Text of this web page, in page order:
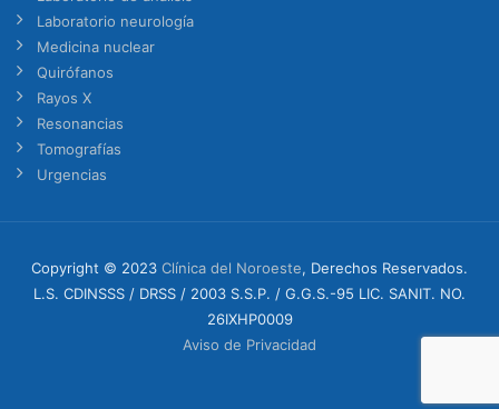
Laboratorio neurología
Medicina nuclear
Quirófanos
Rayos X
Resonancias
Tomografías
Urgencias
Copyright © 2023 Clínica del Noroeste, Derechos Reservados.
L.S. CDINSSS / DRSS / 2003 S.S.P. / G.G.S.-95 LIC. SANIT. NO.
26IXHP0009
Aviso de Privacidad